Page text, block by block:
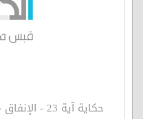
حكاية آية 23 - الإنفاق مما نحب